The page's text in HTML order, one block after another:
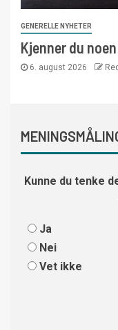
GENERELLE NYHETER
Kjenner du
6. august 2026
Kunne du tenke
Ja
Nei
Vet ikke